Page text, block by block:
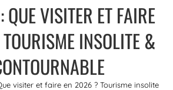
QUE VISITER ET FAIRE
INSOLITE &
visiter et faire en 2026 ? Tourisme insolite &